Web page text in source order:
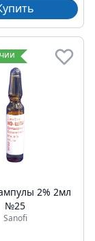
2% 2мл
№25
Sanofi